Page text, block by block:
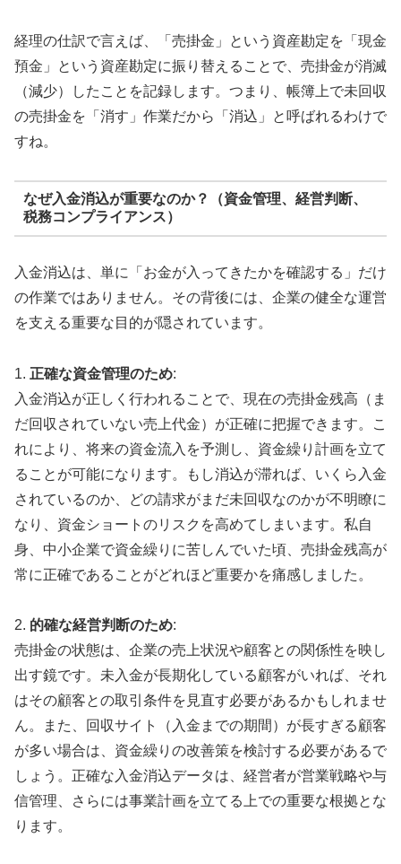
経理の仕訳で言えば、「売掛金」という資産勘定を「現金
預金」という資産勘定に振り替えることで、売掛金が消滅
（減少）したことを記録します。つまり、帳簿上で未回収
の売掛金を「消す」作業だから「消込」と呼ばれるわけで
すね。
なぜ入金消込が重要なのか？（資金管理、経営判断、
税務コンプライアンス）
入金消込は、単に「お金が入ってきたかを確認する」だけ
の作業ではありません。その背後には、企業の健全な運営
を支える重要な目的が隠されています。
1. 正確な資金管理のため:
入金消込が正しく行われることで、現在の売掛金残高（ま
だ回収されていない売上代金）が正確に把握できます。こ
れにより、将来の資金流入を予測し、資金繰り計画を立て
ることが可能になります。もし消込が滞れば、いくら入金
されているのか、どの請求がまだ未回収なのかが不明瞭に
なり、資金ショートのリスクを高めてしまいます。私自
身、中小企業で資金繰りに苦しんでいた頃、売掛金残高が
常に正確であることがどれほど重要かを痛感しました。
2. 的確な経営判断のため:
売掛金の状態は、企業の売上状況や顧客との関係性を映し
出す鏡です。未入金が長期化している顧客がいれば、それ
はその顧客との取引条件を見直す必要があるかもしれませ
ん。また、回収サイト（入金までの期間）が長すぎる顧客
が多い場合は、資金繰りの改善策を検討する必要があるで
しょう。正確な入金消込データは、経営者が営業戦略や与
信管理、さらには事業計画を立てる上での重要な根拠とな
ります。